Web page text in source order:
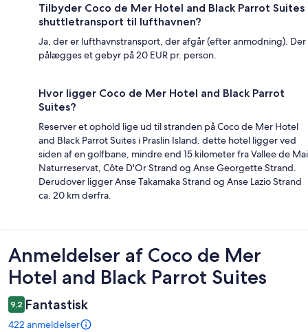
Tilbyder Coco de Mer Hotel and Black Parrot Suites
shuttletransport til lufthavnen?
Ja, der er lufthavnstransport, der afgår (efter anmodning). Der
pålægges et gebyr på 20 EUR pr. person.
Hvor ligger Coco de Mer Hotel and Black Parrot
Suites?
Reserver et ophold lige ud til stranden på Coco de Mer Hotel
and Black Parrot Suites i Praslin Island. dette hotel ligger ved
siden af en golfbane, mindre end 15 kilometer fra Vallee de Mai
Naturreservat, Côte D'Or Strand og Anse Georgette Strand.
Derudover ligger Anse Takamaka Strand og Anse Lazio Strand
ca. 20 km derfra.
Anmeldelser
Anmeldelser af Coco de Mer
Hotel and Black Parrot Suites
9,2 Fantastisk
422 anmeldelser